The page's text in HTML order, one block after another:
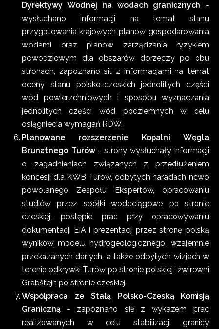
Dyrektywy Wodnej na wodach granicznych -
wysłuchano informacji na temat stanu
przygotowania krajowych planów gospodarowania
wodami oraz planów zarządzania ryzykiem
powodziowym dla obszarów dorzeczy po obu
stronach, zapoznano sit z informacjami na temat
oceny stanu polsko-czeskich jednolitych części
wód powierzchniowych i sposobu wyznaczania
jednolitych części wód podziemnych w celu
osiągniecia wymagań RDW.
Planowane rozszerzenie Kopalni Węgla
Brunatnego Turów- strony wysłuchały informacji
o zagadnieniach związanych z przedłużeniem
koncesji dla KWB Turów, odbytych naradach nowo
powołanego Zespołu Ekspertów, opracowaniu
studiów przez spółki wodociągowe po stronie
czeskiej, postępie prac przy opracowywaniu
dokumentacji EIA i prezentacji przez stronę polską
wyników modelu hydrogeologicznego, wzajemnie
przekazanych danych, a także odbytych wizjach w
terenie odkrywki Turów po stronie polskiej i żwirowni
Grabštejn po stronie czeskiej.
Współpraca ze Stałą Polsko-Czeską Komisją
Graniczną - zapoznano się z wykazem prac
realizowanych w celu stabilizacji granicy